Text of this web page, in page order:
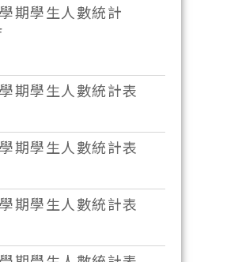
期學生人數統計
期學生人數統計表
期學生人數統計表
期學生人數統計表